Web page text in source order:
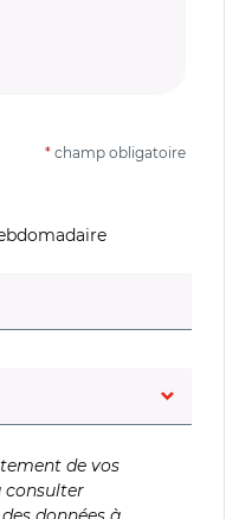
* champ obligatoire
obligatoire)
de vos
consulter